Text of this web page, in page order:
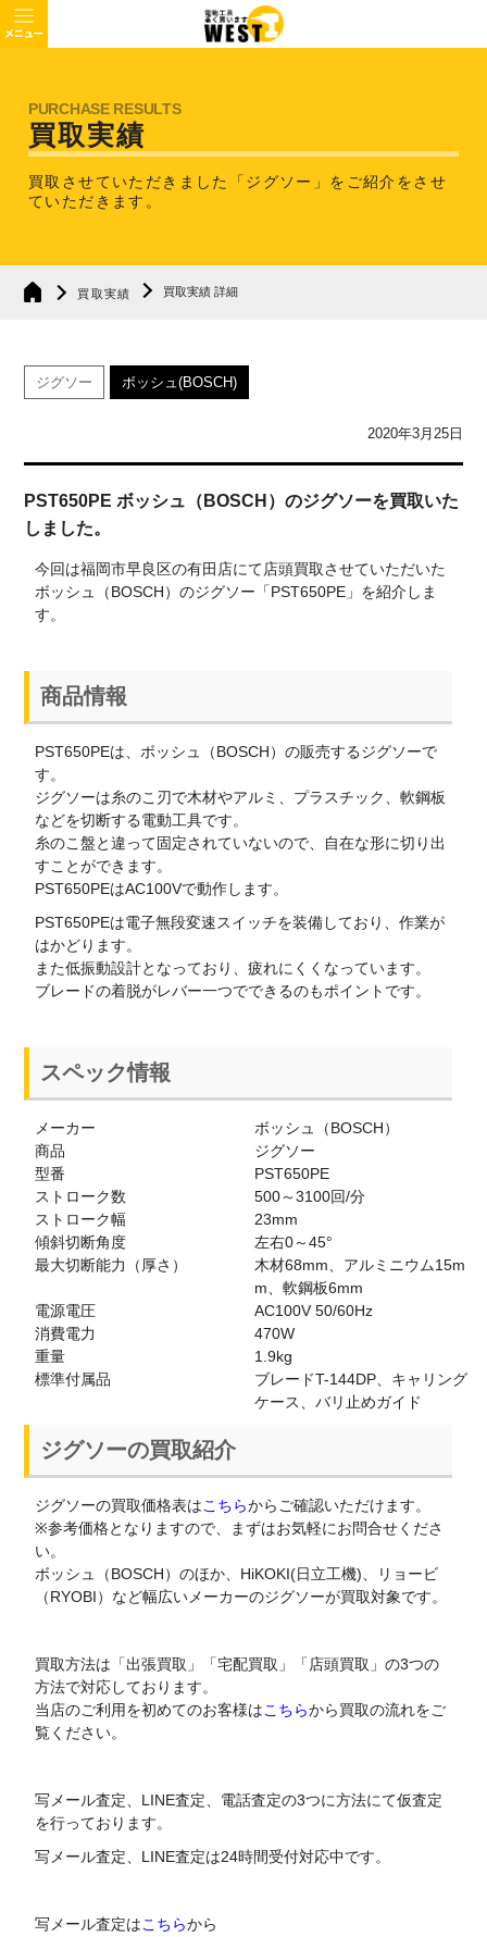
買取実績
買取させていただきました「ジグソー」を ご紹介をさせ
ていただきます。
買取実績 買取実績 詳細
ジグソー ボッシュ(BOSCH)
2020年3月25日
PST650PE ボッシュ（BOSCH）のジグソーを買取いた
しました。
今回は福岡市早良区の有田店にて店頭買取させていただいた
ボッシュ（BOSCH）のジグソー「PST650PE」を紹介しま
す。
商品情報
PST650PEは、ボッシュ（BOSCH）の販売するジグソーで
す。
ジグソーは糸のこ刃で木材やアルミ、プラスチック、軟鋼板
などを切断する電動工具です。
糸のこ盤と違って固定されていないので、自在な形に切り出
すことができます。
PST650PEはAC100Vで動作します。
PST650PEは電子無段変速スイッチを装備しており、作業が
はかどります。
また低振動設計となっており、疲れにくくなっています。
ブレードの着脱がレバー一つでできるのもポイントです。
スペック情報
メーカー
ボッシュ（BOSCH）
商品
ジグソー
型番
PST650PE
ストローク数
500～3100回/分
ストローク幅
23mm
傾斜切断角度
左右0～45°
最大切断能力（厚さ）
木材68mm、アルミニウム15m
m、軟鋼板6mm
電源電圧
AC100V 50/60Hz
消費電力
470W
重量
1.9kg
標準付属品
ブレードT-144DP、キャリング
ケース、バリ止めガイド
ジグソーの買取紹介
ジグソーの買取価格表はこちらからご確認いただけます。
※参考価格となりますので、まずはお気軽にお問合せくださ
い。
ボッシュ（BOSCH）のほか、HiKOKI(日立工機)、リョービ
（RYOBI）など幅広いメーカーのジグソーが買取対象です。
買取方法は「出張買取」「宅配買取」「店頭買取」の3つの
方法で対応しております。
当店のご利用を初めてのお客様はこちらから買取の流れをご
覧ください。
写メール査定、LINE査定、電話査定の3つに方法にて仮査定
を行っております。
写メール査定、LINE査定は24時間受付対応中です。
写メール査定はこちらから